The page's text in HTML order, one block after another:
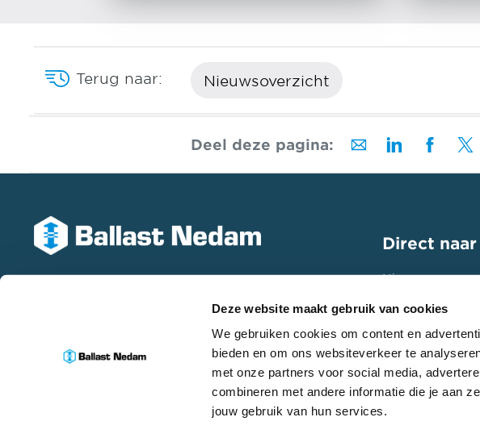
Deze website maakt gebruik van cookies
We gebruiken cookies om content en
bieden en om ons websiteverkeer te
met onze partners voor social media,
combineren met andere informatie die je aan
jouw gebruik van hun services.
Terug naar: Nieuwsoverzicht
Deel deze pagina:
Direct naar
Nieuws